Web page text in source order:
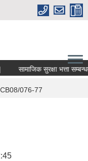
सामाजिक सुरक्षा भत्ता सम्बन्धमा |
076-77